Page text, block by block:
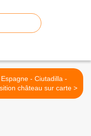
Espagne - Ciutadilla -
Position château sur carte >